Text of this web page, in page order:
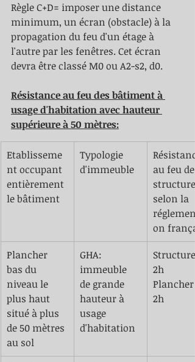
Règle C+D= imposer une distance
minimum, un écran (obstacle) à la
propagation du feu d'un étage à
l'autre par les fenêtres. Cet écran
devra être classé M0 ou A2-s2, d0.
Résistance au feu des bâtiment à
usage d'habitation avec hauteur
supérieure à 50 mètres:
Etablisseme
nt occupant
entièrement
le bâtiment
​Typologie
d'immeuble
au feu des
selon la
on
​Plancher
bas du
niveau le
plus haut
situé à plus
de 50 mètres
au sol
​GHA:
immeuble
de grande
hauteur à
usage
d'habitation
Structure
2h
Plancher
2h